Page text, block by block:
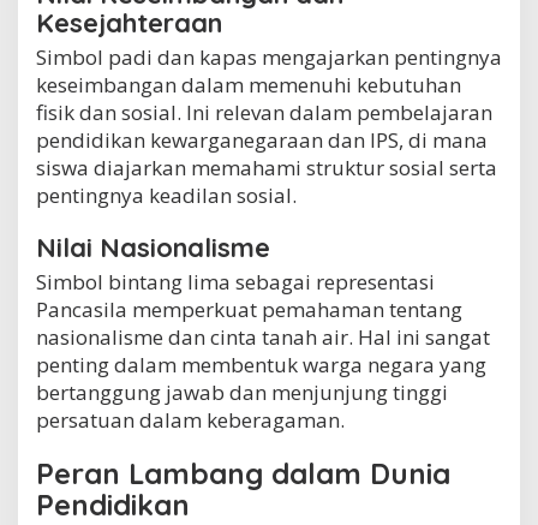
Kesejahteraan
Simbol padi dan kapas mengajarkan pentingnya
keseimbangan dalam memenuhi kebutuhan
fisik dan sosial. Ini relevan dalam pembelajaran
pendidikan kewarganegaraan dan IPS, di mana
siswa diajarkan memahami struktur sosial serta
pentingnya keadilan sosial.
Nilai Nasionalisme
Simbol bintang lima sebagai representasi
Pancasila memperkuat pemahaman tentang
nasionalisme dan cinta tanah air. Hal ini sangat
penting dalam membentuk warga negara yang
bertanggung jawab dan menjunjung tinggi
persatuan dalam keberagaman.
Peran Lambang dalam Dunia
Pendidikan